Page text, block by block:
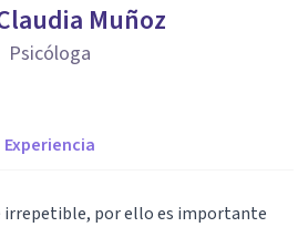
Muñoz
Psicóloga
Experiencia
irrepetible, por ello es importante